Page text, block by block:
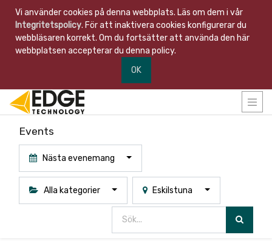
Vi använder cookies på denna webbplats. Läs om dem i vår
Integritetspolicy. För att inaktivera cookies konfigurerar du
webbläsaren korrekt. Om du fortsätter att använda den här
webbplatsen accepterar du denna policy.
OK
Events
Nästa evenemang
Alla kategorier Eskilstuna